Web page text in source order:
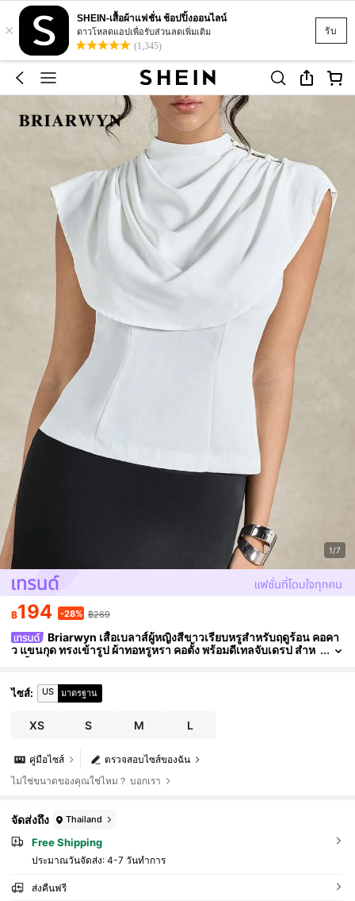
รับ
×
SHEIN-เสื้อผ้าแฟชั่น ช้อปปิ้งออนไลน์
ดาวโหลดแอปเพื่อรับส่วนลดเพิ่มเติม
(1,345)
1/7
฿194 -28% ฿269
Briarwyn เสื้อเบลาส์ผู้หญิงสีขาวเรียบหรูสำหรับฤดูร้อน คอคา
ว แขนกุด ทรงเข้ารูป ผ้าทอหรูหรา คอตั้ง พร้อมดีเทลจับเดรป สำห
ไซส์: US มาตรฐาน
XS S M L
ตรวจสอบไซส์ของฉัน
คู่มือไซส์
ไม่ใช่ขนาดของคุณใช่ไหม？ บอกเรา
จัดส่งถึง Thailand
Free Shipping
ประมาณวันจัดส่ง: 4-7 วันทำการ
ส่งคืนฟรี